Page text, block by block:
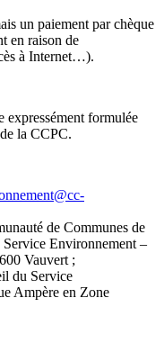
un paiement par chèque
en raison de
à Internet…).
expressément formulée
la CCPC.
de Communes de
Service Environnement –
Vauvert ;
du Service
Ampère en Zone